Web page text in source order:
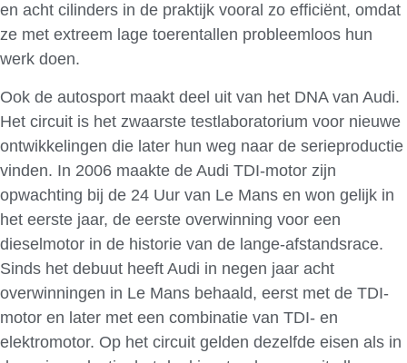
en acht cilinders in de praktijk vooral zo efficiënt, omdat
ze met extreem lage toerentallen probleemloos hun
werk doen.
Ook de autosport maakt deel uit van het DNA van Audi.
Het circuit is het zwaarste testlaboratorium voor nieuwe
ontwikkelingen die later hun weg naar de serieproductie
vinden. In 2006 maakte de Audi TDI-motor zijn
opwachting bij de 24 Uur van Le Mans en won gelijk in
het eerste jaar, de eerste overwinning voor een
dieselmotor in de historie van de lange-afstandsrace.
Sinds het debuut heeft Audi in negen jaar acht
overwinningen in Le Mans behaald, eerst met de TDI-
motor en later met een combinatie van TDI- en
elektromotor. Op het circuit gelden dezelfde eisen als in